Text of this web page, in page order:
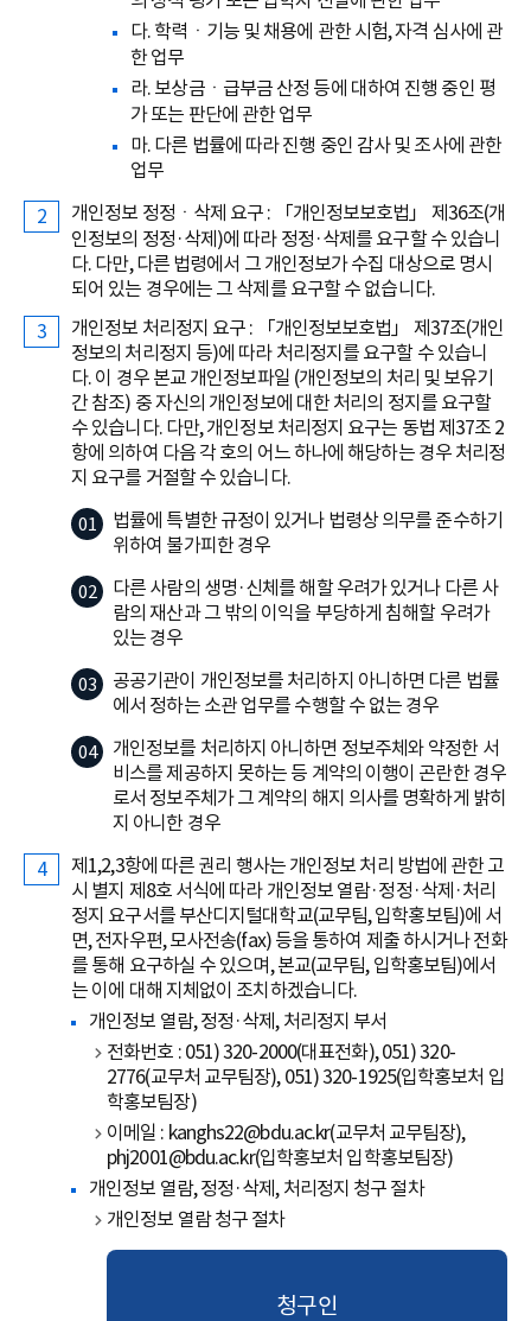
다. 학력ㆍ기능 및 채용에 관한 시험, 자격 심사에 관
한 업무
라. 보상금ㆍ급부금 산정 등에 대하여 진행 중인 평
가 또는 판단에 관한 업무
마. 다른 법률에 따라 진행 중인 감사 및 조사에 관한
업무
개인정보 정정ㆍ삭제 요구 : 「개인정보보호법」 제36조(개
인정보의 정정·삭제)에 따라 정정·삭제를 요구할 수 있습니
다. 다만, 다른 법령에서 그 개인정보가 수집 대상으로 명시
되어 있는 경우에는 그 삭제를 요구할 수 없습니다.
개인정보 처리정지 요구 : 「개인정보보호법」 제37조(개인
정보의 처리정지 등)에 따라 처리정지를 요구할 수 있습니
다. 이 경우 본교 개인정보파일 (개인정보의 처리 및 보유기
간 참조) 중 자신의 개인정보에 대한 처리의 정지를 요구할
수 있습니다. 다만, 개인정보 처리정지 요구는 동법 제37조 2
항에 의하여 다음 각 호의 어느 하나에 해당하는 경우 처리정
지 요구를 거절할 수 있습니다.
법률에 특별한 규정이 있거나 법령상 의무를 준수하기
위하여 불가피한 경우
다른 사람의 생명·신체를 해할 우려가 있거나 다른 사
람의 재산과 그 밖의 이익을 부당하게 침해할 우려가
있는 경우
공공기관이 개인정보를 처리하지 아니하면 다른 법률
에서 정하는 소관 업무를 수행할 수 없는 경우
개인정보를 처리하지 아니하면 정보주체와 약정한 서
비스를 제공하지 못하는 등 계약의 이행이 곤란한 경우
로서 정보주체가 그 계약의 해지 의사를 명확하게 밝히
지 아니한 경우
제1,2,3항에 따른 권리 행사는 개인정보 처리 방법에 관한 고
시 별지 제8호 서식에 따라 개인정보 열람·정정·삭제·처리
정지 요구서를 부산디지털대학교(교무팀, 입학홍보팀)에 서
면, 전자우편, 모사전송(fax) 등을 통하여 제출 하시거나 전화
를 통해 요구하실 수 있으며, 본교(교무팀, 입학홍보팀)에서
는 이에 대해 지체없이 조치하겠습니다.
개인정보 열람, 정정·삭제, 처리정지 부서
전화번호 : 051) 320-2000(대표전화), 051) 320-
2776(교무처 교무팀장), 051) 320-1925(입학홍보처 입
학홍보팀장)
이메일 : kanghs22@bdu.ac.kr(교무처 교무팀장),
phj2001@bdu.ac.kr(입학홍보처 입학홍보팀장)
개인정보 열람, 정정·삭제, 처리정지 청구 절차
개인정보 열람 청구 절차
청구인